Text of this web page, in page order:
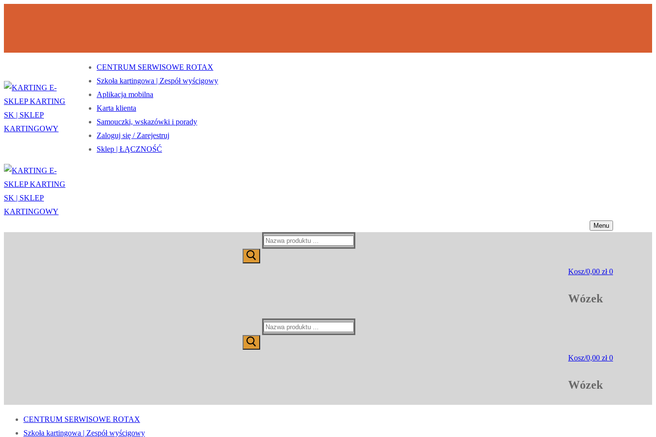
CENTRUM SERWISOWE ROTAX
Szkoła kartingowa | Zespół wyścigowy
Aplikacja mobilna
Karta klienta
Samouczki, wskazówki i porady
Zaloguj się / Zarejestruj
Sklep | ŁĄCZNOŚĆ
Menu
Wyszukaj:
Kosz/0,00 zł 0
Wózek
Wyszukaj:
Kosz/0,00 zł 0
Wózek
CENTRUM SERWISOWE ROTAX
Szkoła kartingowa | Zespół wyścigowy